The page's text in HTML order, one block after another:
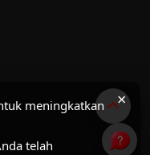
×
meningkatkan
telah